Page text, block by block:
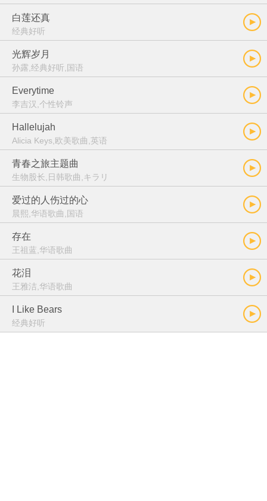
白莲还真
经典好听
光辉岁月
孙露,经典好听,国语
Everytime
李吉汉,个性铃声
Hallelujah
Alicia Keys,欧美歌曲,英语
青春之旅主题曲
生物股长,日韩歌曲,キラリ
爱过的人伤过的心
晨熙,华语歌曲,国语
存在
王祖蓝,华语歌曲
花泪
王雅洁,华语歌曲
I Like Bears
经典好听